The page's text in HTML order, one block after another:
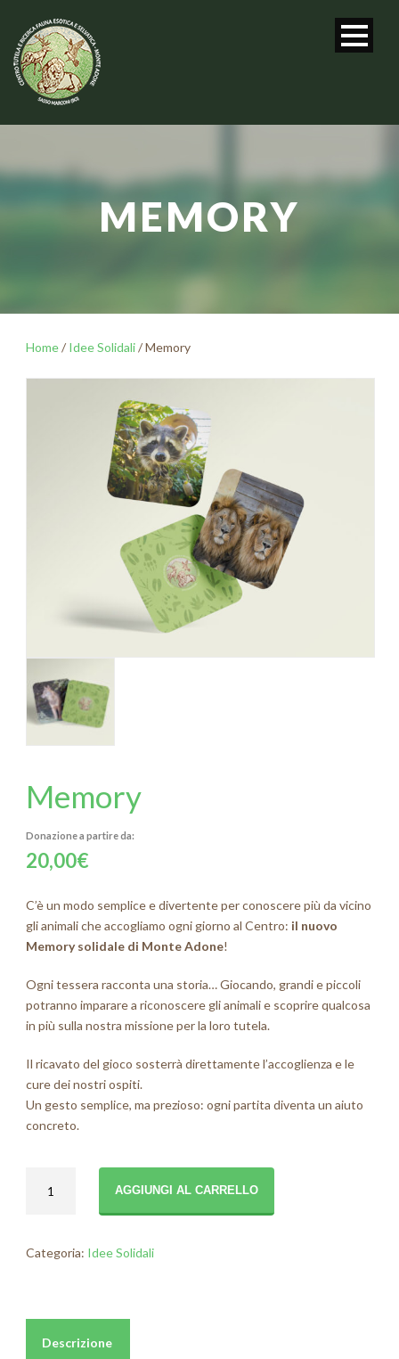
MEMORY
Home/ Idee Solidali/ Memory
Memory
20,00€
C’è un modo semplice e divertente per conoscere più da vicino
gli animali che accogliamo ogni giorno ​al Centro​: il nuovo
Memory solidale​ di Monte Adone!
Ogni tessera racconta una storia… Giocando, grandi e piccoli
potranno imparare a riconoscere gli animali e scoprire qualcosa
in più sulla nostra missione ​per la loro tutela.
Il ricavato del gioco sosterrà direttamente ​l’accoglienza e le
cure​ dei nostri ospiti.
Un gesto semplice, ma prezioso: ogni partita diventa un aiuto
concreto.
quantità
AGGIUNGI AL CARRELLO
Categoria: Idee Solidali
Descrizione